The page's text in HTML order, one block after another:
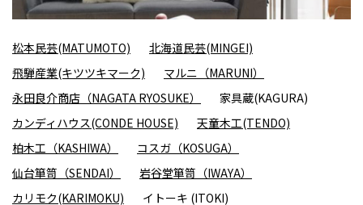
松本民芸(MATUMOTO)
北海道民芸(MINGEI)
飛騨産業(キツツキマーク)
マルニ（MARUNI）
永田良介商店（NAGATA RYOSUKE）
家具蔵(KAGURA)
カンディハウス(CONDE HOUSE)
天童木工(TENDO)
柏木工（KASHIWA）
コスガ（KOSUGA）
仙台箪笥（SENDAI）
岩谷堂箪笥（IWAYA）
カリモク(KARIMOKU)
イトーキ (ITOKI)